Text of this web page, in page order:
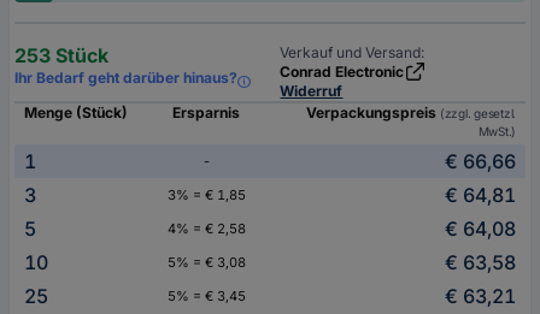
253 Stück
Ihr Bedarf geht darüber hinaus?
Verkauf und Versand:
Conrad Electronic
Widerruf
Menge (Stück)
Ersparnis Verpackungspreis (zzgl. gesetzl.
MwSt.)
1 -
€ 66,66
3
3% = € 1,85
€ 64,81
5
4% = € 2,58
€ 64,08
10
5% = € 3,08
€ 63,58
25
5% = € 3,45 € 63,21